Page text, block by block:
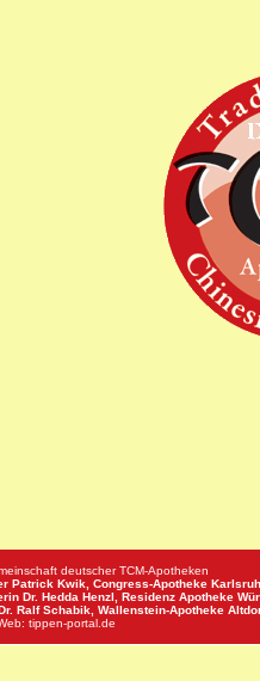
deutscher TCM-Apotheken
Patrick Kwik, Congress-Apotheke
Dr. Hedda Henzl, Residenz Apotheke
Ralf Schabik, Wallenstein-Apotheke
tippen-portal.de